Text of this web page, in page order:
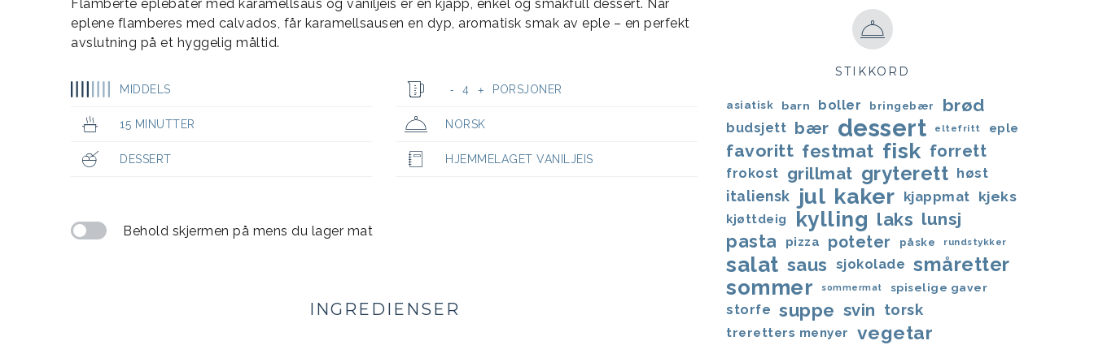
Flamberte eplebåter med karamellsaus og vaniljeis er en kjapp, enkel og smakfull dessert. Når
eplene flamberes med calvados, får karamellsausen en dyp, aromatisk smak av eple – en perfekt
avslutning på et hyggelig måltid.
MIDDELS - 4 + PORSJONER
15 MINUTTER NORSK
DESSERT HJEMMELAGET VANILJEIS
Behold skjermen på mens du lager mat
INGREDIENSER
STIKKORD
asiatisk barn boller bringebær brød
budsjett bær dessert eltefritt eple
favoritt festmat fisk forrett
frokost grillmat gryterett høst
italiensk jul kaker kjappmat kjeks
kjøttdeig kylling laks lunsj
pasta
pizza poteter påske rundstykker
salat saus sjokolade småretter
sommer sommermat spiselige gaver
storfe suppe svin torsk
treretters menyer vegetar